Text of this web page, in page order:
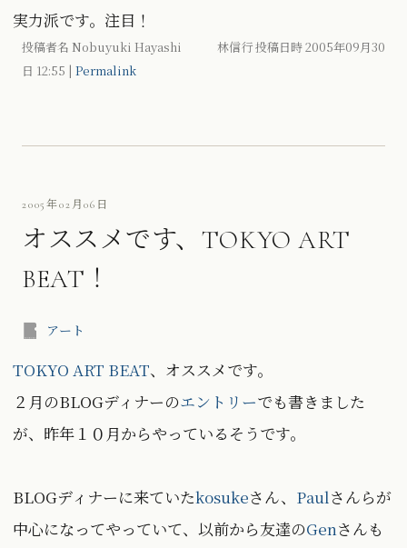
実力派です。注目！
投稿者名 Nobuyuki Hayashi 林信行 投稿日時 2005年09月30
日 12:55 | Permalink
2005年02月06日
オススメです、TOKYO ART
BEAT！
アート
TOKYO ART BEAT、オススメです。
２月のBLOGディナーのエントリーでも書きました
が、昨年１０月からやっているそうです。
BLOGディナーに来ていたkosukeさん、 Paulさんらが
中心になってやっていて、以前から友達のGenさんも